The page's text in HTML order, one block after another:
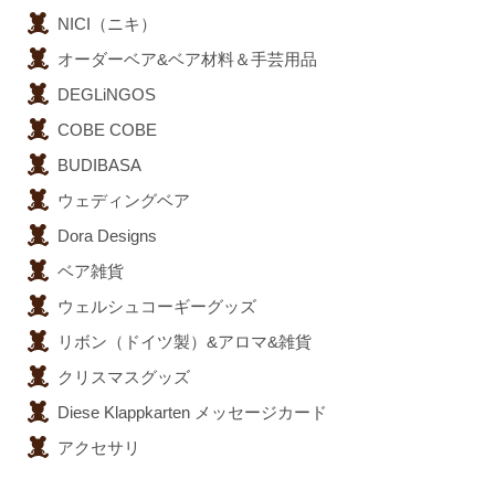
NICI（ニキ）
オーダーベア&ベア材料＆手芸用品
DEGLiNGOS
COBE COBE
BUDIBASA
ウェディングベア
Dora Designs
ベア雑貨
ウェルシュコーギーグッズ
リボン（ドイツ製）&アロマ&雑貨
クリスマスグッズ
Diese Klappkarten メッセージカード
アクセサリ